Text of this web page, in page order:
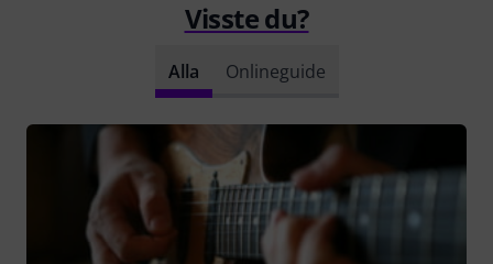
Visste du?
Alla Onlineguide